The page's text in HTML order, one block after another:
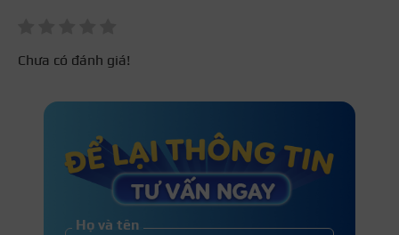
Chưa có đánh giá!
Họ và tên